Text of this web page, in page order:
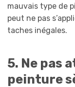
mauvais type de
peut ne pas
taches inégales.
5. Ne pas
peinture